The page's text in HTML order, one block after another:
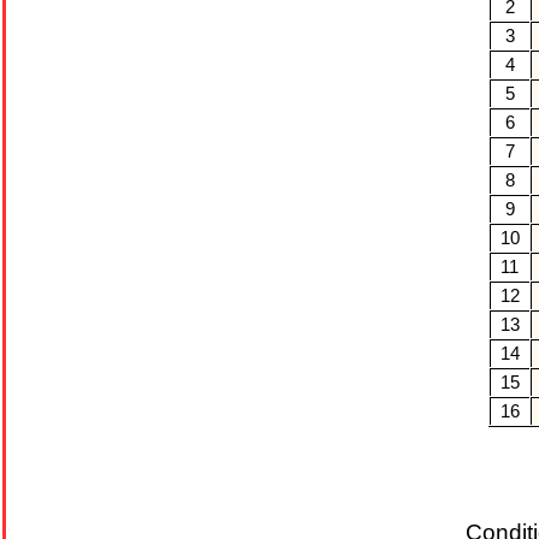
2
3
4
5
6
7
8
9
10
11
12
13
14
15
16